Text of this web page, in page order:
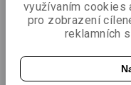
využívaním cookies
pro zobrazení
reklamních